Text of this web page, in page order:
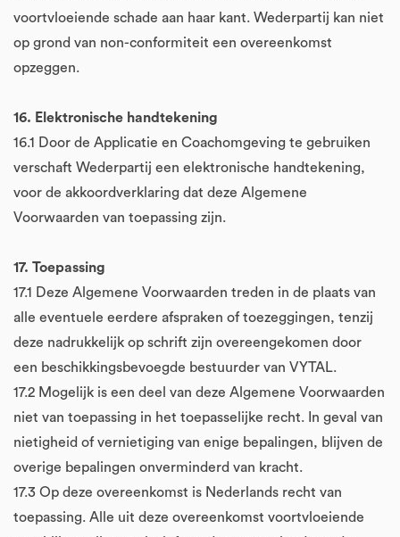
voortvloeiende schade aan haar kant. Wederpartij kan niet
op grond van non-conformiteit een overeenkomst
opzeggen.
16. Elektronische handtekening
16.1 Door de Applicatie en Coachomgeving te gebruiken
verschaft Wederpartij een elektronische handtekening,
voor de akkoordverklaring dat deze Algemene
Voorwaarden van toepassing zijn.
17. Toepassing
17.1 Deze Algemene Voorwaarden treden in de plaats van
alle eventuele eerdere afspraken of toezeggingen, tenzij
deze nadrukkelijk op schrift zijn overeengekomen door
een beschikkingsbevoegde bestuurder van VYTAL.
17.2 Mogelijk is een deel van deze Algemene Voorwaarden
niet van toepassing in het toepasselijke recht. In geval van
nietigheid of vernietiging van enige bepalingen, blijven de
overige bepalingen onverminderd van kracht.
17.3 Op deze overeenkomst is Nederlands recht van
toepassing. Alle uit deze overeenkomst voortvloeiende